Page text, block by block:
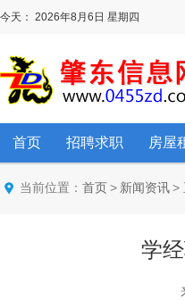
今天： 2026年8月6日 星期四
首页 招聘求职 房屋
当前位置： 首页 > 新闻资讯 >
学